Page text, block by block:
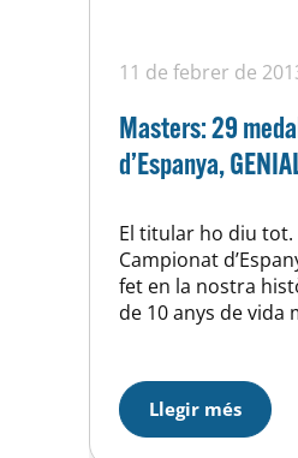
11 de febrer de
Masters: 29
d’Espanya,
El titular ho diu tot.
Campionat
fet en la nostra
de 10 anys de vida
segons de
rècords d’Espanya
en 50 papallona i…
Llegir més